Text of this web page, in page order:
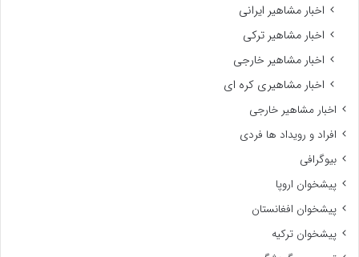
اخبار مشاهیر ایرانی
اخبار مشاهیر ترکی
اخبار مشاهیر خارجی
اخبار مشاهیری کره ای
اخبار مشاهیر خارجی
افراد و رویداد ها فردی
بیوگرافی
پیشخوان اروپا
پیشخوان افغانستان
پیشخوان ترکیه